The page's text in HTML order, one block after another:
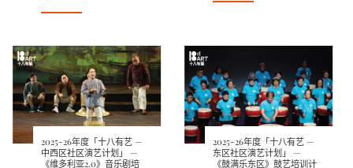
2025-26年度「十八有艺 —
中西区社区演艺计划」 —
《维多利亚2.0》音乐剧培
2025-26年度「十八有艺 —
东区社区演艺计划」 —
《鼓满乐东区》鼓艺培训计